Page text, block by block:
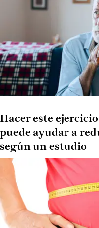
Hacer este
puede ayudar a
según un estudio